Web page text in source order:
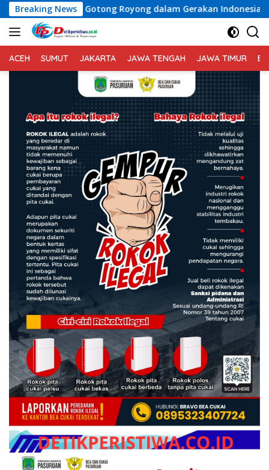
Langsung
ke
konten
Breaking News
Royong dalam Gerakan Indonesia Asri Voli
ACEH SUMUT JAKARTA JAWA TENGAH JAWA TIMUR